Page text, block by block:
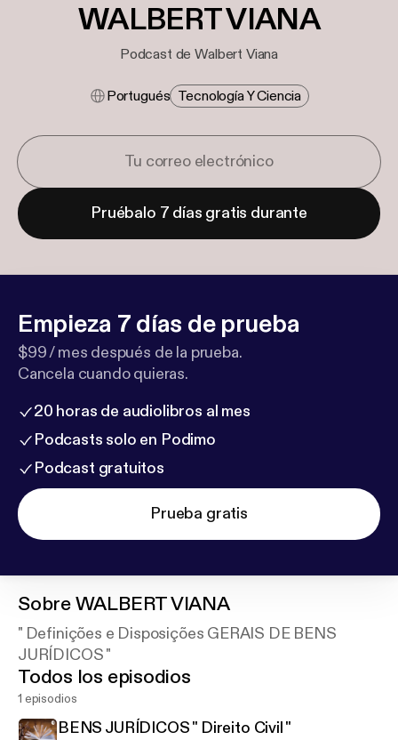
WALBERT VIANA
Podcast de Walbert Viana
Portugués Tecnología Y Ciencia
Pruébalo 7 días gratis durante
Empieza 7 días de prueba
$99 / mes después de la prueba.
Cancela cuando quieras.
20 horas de audiolibros al mes
Podcasts solo en Podimo
Podcast gratuitos
Prueba gratis
SobreWALBERT VIANA
" Definições e Disposições GERAIS DE BENS
JURÍDICOS "
Todos los episodios
1 episodios
BENS JURÍDICOS " Direito Civil "